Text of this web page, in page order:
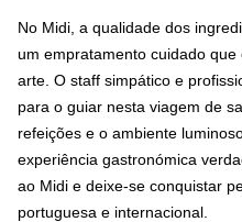
No Midi, a qualidade dos
um empratamento cuidado
arte. O staff simpático e
para o guiar nesta viagem de
refeições e o ambiente
experiência gastronómica
ao Midi e deixe-se conquistar
portuguesa e internacional.